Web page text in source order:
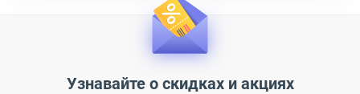
Узнавайте о скидках и акциях